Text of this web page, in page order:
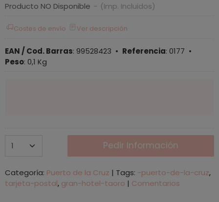
Producto NO Disponible - (Imp. Incluidos)
Costes de envío Ver descripción
EAN / Cod. Barras: 99528423 • Referencia: 0177 •
Peso: 0,1 Kg
Pedir Información
Categoría: Puerto de la Cruz | Tags: -puerto-de-la-cruz
tarjeta-postal gran-hotel-taoro | Comentarios